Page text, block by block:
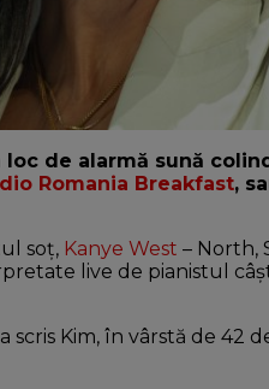
loc de alarmă sună
Romania Breakfast,
soț, Kanye West – North,
live de pianistul
a scris Kim, în vârstă de 42